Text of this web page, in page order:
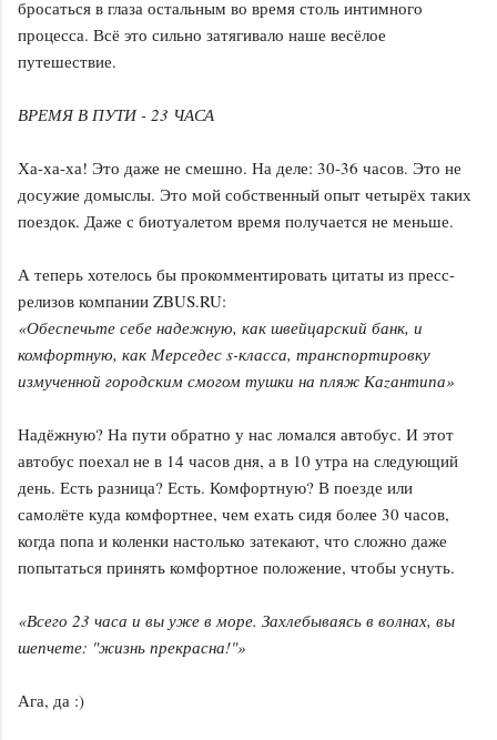
бросаться в глаза остальным во время столь интимного
процесса. Всё это сильно затягивало наше весёлое
путешествие.
ВРЕМЯ В ПУТИ - 23 ЧАСА
Ха-ха-ха! Это даже не смешно. На деле: 30-36 часов. Это не
досужие домыслы. Это мой собственный опыт четырёх таких
поездок. Даже с биотуалетом время получается не меньше.
А теперь хотелось бы прокомментировать цитаты из пресс-
релизов компании ZBUS.RU:
«Обеспечьте себе надежную, как швейцарский банк, и
комфортную, как Мерседес s-класса, транспортировку
измученной городским смогом тушки на пляж Каzантипа»
Надёжную? На пути обратно у нас ломался автобус. И этот
автобус поехал не в 14 часов дня, а в 10 утра на следующий
день. Есть разница? Есть. Комфортную? В поезде или
самолёте куда комфортнее, чем ехать сидя более 30 часов,
когда попа и коленки настолько затекают, что сложно даже
попытаться принять комфортное положение, чтобы уснуть.
«Всего 23 часа и вы уже в море. Захлебываясь в волнах, вы
шепчете: "жизнь прекрасна!"»
Ага, да :)